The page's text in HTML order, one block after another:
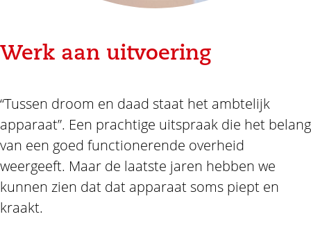
Werk aan uitvoering
“Tussen droom en daad staat het ambtelijk
apparaat”. Een prachtige uitspraak die het belang
van een goed functionerende overheid
weergeeft. Maar de laatste jaren hebben we
kunnen zien dat dat apparaat soms piept en
kraakt.